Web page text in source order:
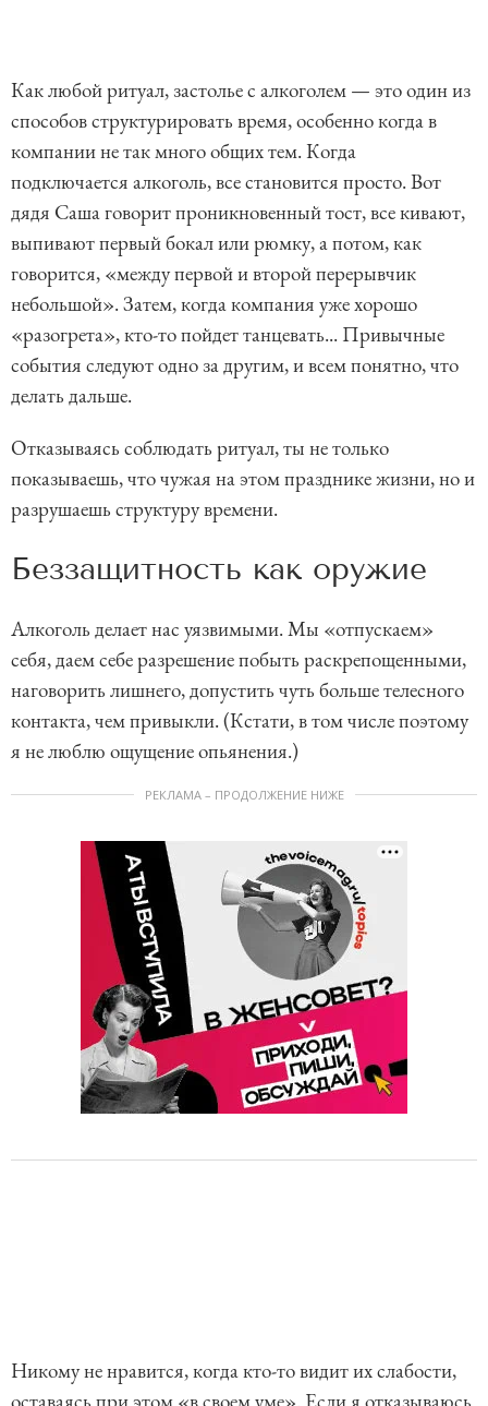
Как любой ритуал, застолье с алкоголем — это один из
способов структурировать время, особенно когда в
компании не так много общих тем. Когда
подключается алкоголь, все становится просто. Вот
дядя Саша говорит проникновенный тост, все кивают,
выпивают первый бокал или рюмку, а потом, как
говорится, «между первой и второй перерывчик
небольшой». Затем, когда компания уже хорошо
«разогрета», кто-то пойдет танцевать... Привычные
события следуют одно за другим, и всем понятно, что
делать дальше.
Отказываясь соблюдать ритуал, ты не только
показываешь, что чужая на этом празднике жизни, но и
разрушаешь структуру времени.
Беззащитность как оружие
Алкоголь делает нас уязвимыми. Мы «отпускаем»
себя, даем себе разрешение побыть раскрепощенными,
наговорить лишнего, допустить чуть больше телесного
контакта, чем привыкли. (Кстати, в том числе поэтому
я не люблю ощущение опьянения.)
РЕКЛАМА – ПРОДОЛЖЕНИЕ НИЖЕ
Никому не нравится, когда кто-то видит их слабости,